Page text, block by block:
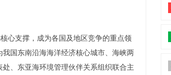
心支撑，成为各国及地区竞争的重点领
国东南沿海海洋经济核心城市、海峡两
、东亚海环境管理伙伴关系组织联合主